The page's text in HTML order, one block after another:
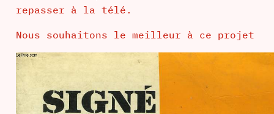
repasser à la télé.
Nous souhaitons le meilleur à ce projet